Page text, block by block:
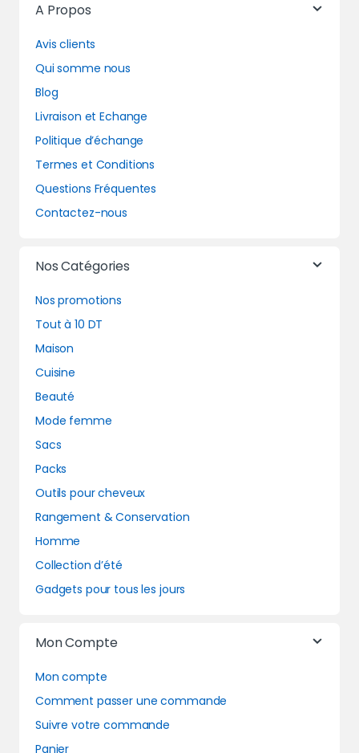
A Propos
Avis clients
Qui somme nous
Blog
Livraison et Echange
Politique d’échange
Termes et Conditions
Questions Fréquentes
Contactez-nous
Nos Catégories
Nos promotions
Tout à 10 DT
Maison
Cuisine
Beauté
Mode femme
Sacs
Packs
Outils pour cheveux
Rangement & Conservation
Homme
Collection d’été
Gadgets pour tous les jours
Mon Compte
Mon compte
Comment passer une commande
Suivre votre commande
Panier